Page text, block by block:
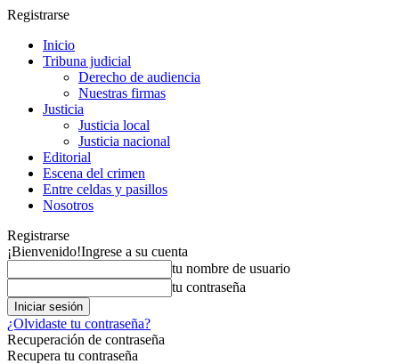
Registrarse
Inicio
Tribuna judicial
Derecho de audiencia
Nuestras firmas
Justicia
Justicia local
Justicia nacional
Editorial
Escena del crimen
Entre celdas y pasillos
Nosotros
Registrarse
¡Bienvenido!Ingrese a su cuenta
tu nombre de usuario
tu contraseña
¿Olvidaste tu contraseña?
Recuperación de contraseña
Recupera tu contraseña